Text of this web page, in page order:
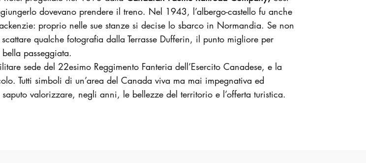
dovevano prendere il treno. Nel 1943, l’albergo-castello fu anche
proprio nelle sue stanze si decise lo sbarco in Normandia. Se non
qualche fotografia dalla Terrasse Dufferin, il punto migliore per
passeggiata.
sede del 22esimo Reggimento Fanteria dell’Esercito Canadese, e la
Tutti simboli di un’area del Canada viva ma mai impegnativa ed
valorizzare, negli anni, le bellezze del territorio e l’offerta turistica.